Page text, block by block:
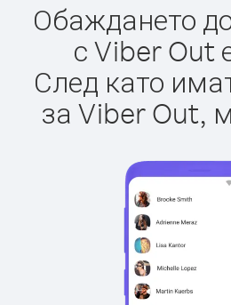
Обаждането
с Viber Out
След като
за Viber Out,